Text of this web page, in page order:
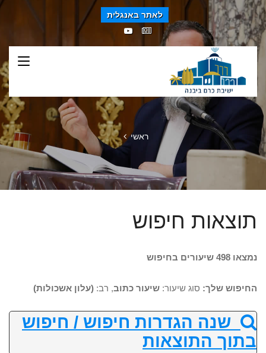
לאתר באנגלית
ראשי
תוצאות חיפוש
נמצאו 498 שיעורים בחיפוש
החיפוש שלך: סוג שיעור: שיעור כתוב, רב: (עלון אשכולות)
שנה הגדרות חיפוש / חיפוש
בתוך התוצאות